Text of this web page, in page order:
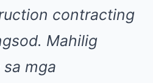
contracting
Mahilig
mga